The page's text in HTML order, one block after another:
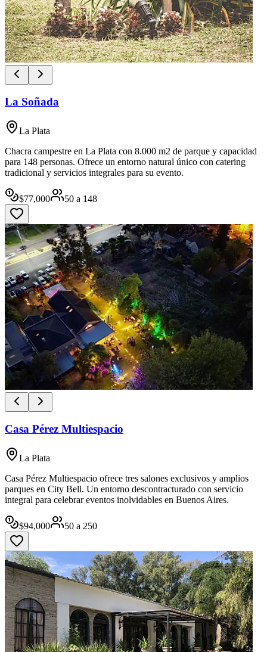
La Soñada
La Plata
Chacra campestre en La Plata con 8.000 m2 de parque y capacidad
para 148 personas. Ofrece un entorno natural único con catering
tradicional y servicios integrales para su evento.
$77,000 50 a 148
Casa Pérez Multiespacio
La Plata
Casa Pérez Multiespacio ofrece tres salones exclusivos y amplios
parques en City Bell. Un entorno descontracturado con servicio
integral para celebrar eventos inolvidables en Buenos Aires.
$94,000 50 a 250